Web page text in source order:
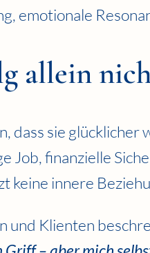
emotionale
allein
dass sie
Job, finanzielle
keine innere
und Klienten